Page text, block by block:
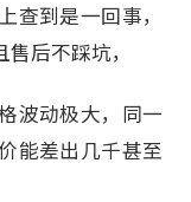
查到是一回事，
后不踩坑，
波动极大，同一
能差出几千甚至